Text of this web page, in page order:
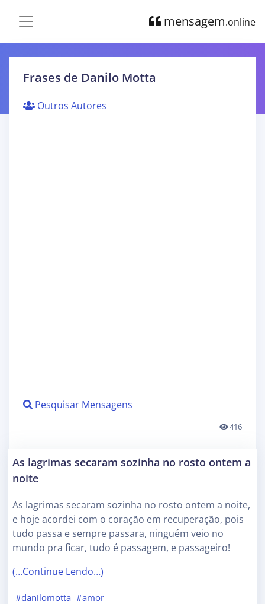
mensagem.online
Frases de Danilo Motta
Outros Autores
Pesquisar Mensagens
416
As lagrimas secaram sozinha no rosto ontem a
noite
As lagrimas secaram sozinha no rosto ontem a noite,
e hoje acordei com o coração em recuperação, pois
tudo passa e sempre passara, ninguém veio no
mundo pra ficar, tudo é passagem, e passageiro!
(…Continue Lendo…)
#danilomotta #amor